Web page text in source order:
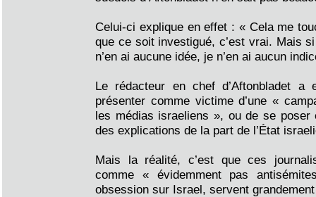
Celui-ci explique en effet : « Cela me
que ce soit investigué, c’est vrai. Mais
n’en ai aucune idée, je n’en ai aucun
Le rédacteur en chef d’Aftonbladet a
présenter comme victime d’une «
les médias israeliens », ou de se
des explications de la part de l’État
Mais la réalité, c’est que ces
comme « évidemment pas
obsession sur Israel, servent